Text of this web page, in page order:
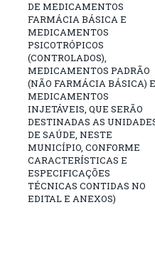
DE MEDICAMENTOS
FARMÁCIA BÁSICA E
MEDICAMENTOS
PSICOTRÓPICOS
(CONTROLADOS),
MEDICAMENTOS PADRÃO
(NÃO FARMÁCIA BÁSICA) E
MEDICAMENTOS
INJETÁVEIS, QUE SERÃO
DESTINADAS AS
DE SAÚDE, NESTE
MUNICÍPIO, CONFORME
CARACTERÍSTICAS E
ESPECIFICAÇÕES
TÉCNICAS CONTIDAS NO
EDITAL E ANEXOS)